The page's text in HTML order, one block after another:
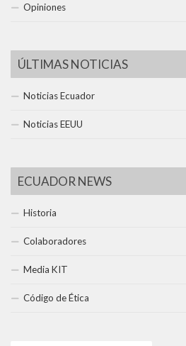
Opiniones
ÚLTIMAS NOTICIAS
Noticias Ecuador
Noticias EEUU
ECUADOR NEWS
Historia
Colaboradores
Media KIT
Código de Ética